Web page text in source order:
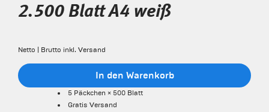
2.500 Blatt A4 weiß
Netto | Brutto inkl. Versand
In den Warenkorb
5 Päckchen × 500 Blatt
Gratis Versand